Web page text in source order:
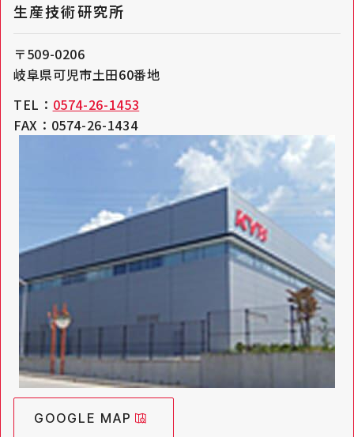
GOOGLE MAP
生産技術研究所
〒509-0206
岐阜県可児市土田60番地
TEL： 0574-26-1453
FAX：0574-26-1434